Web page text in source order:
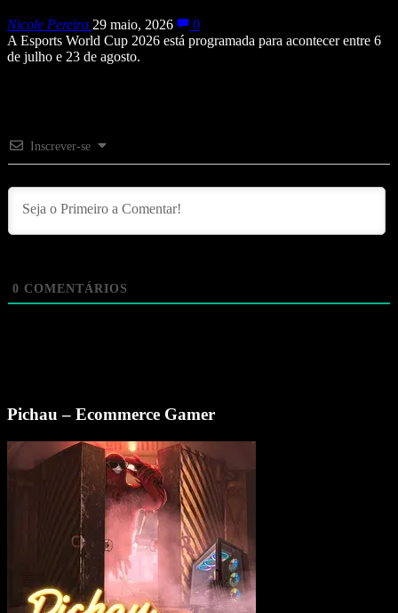
Nicole Pereira 29 maio, 2026
0
A Esports World Cup 2026 está programada para acontecer entre 6
de julho e 23 de agosto.
Inscrever-se
0 COMENTÁRIOS
Pichau – Ecommerce Gamer